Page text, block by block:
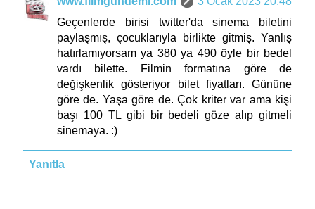
Geçenlerde birisi twitter'da sinema biletini
paylaşmış, çocuklarıyla birlikte gitmiş. Yanlış
hatırlamıyorsam ya 380 ya 490 öyle bir bedel
vardı bilette. Filmin formatına göre de
değişkenlik gösteriyor bilet fiyatları. Gününe
göre de. Yaşa göre de. Çok kriter var ama kişi
başı 100 TL gibi bir bedeli göze alıp gitmeli
sinemaya. :)
Yanıtla